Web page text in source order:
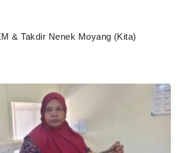
& Takdir Nenek Moyang (Kita)